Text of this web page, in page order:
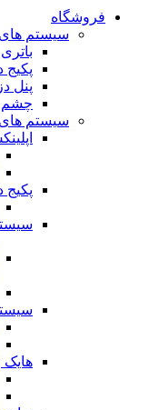
فروشگاه
سیستم
باتری
پکیج
پنل
چشم
سیستم
پکیج
هایک